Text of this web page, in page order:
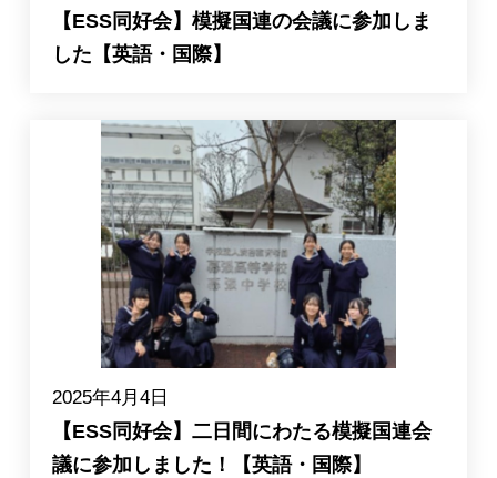
【ESS同好会】模擬国連の会議に参加しま
した【英語・国際】
2025年4月4日
【ESS同好会】二日間にわたる模擬国連会
議に参加しました！【英語・国際】